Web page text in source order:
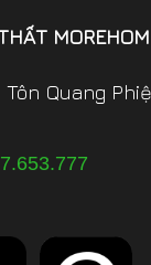
Quang